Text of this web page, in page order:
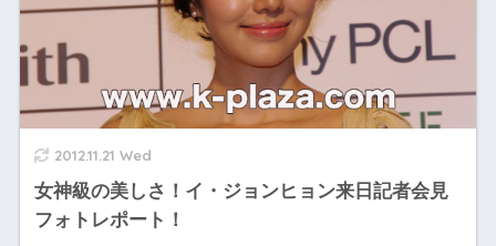
2012.11.21 Wed
女神級の美しさ！イ・ジョンヒョン来日記者会見
フォトレポート！